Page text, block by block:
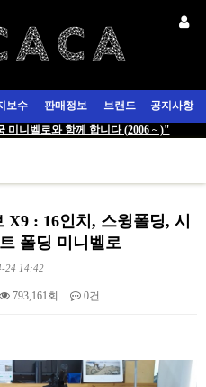
보수 판매정보 브랜드
공지사항
미니벨로와 함께 합니다 (2006 ~ )"
: 16인치, 스윙폴딩, 시
폴딩 미니벨로
24 14:42
793,161회 0건